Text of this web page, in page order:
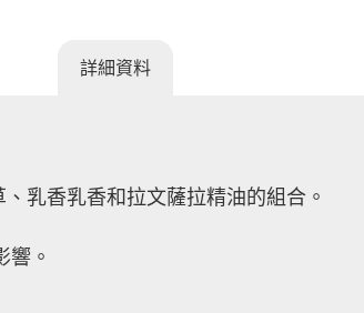
詳細資料
乳香乳香和拉文薩拉精油的組合。
。